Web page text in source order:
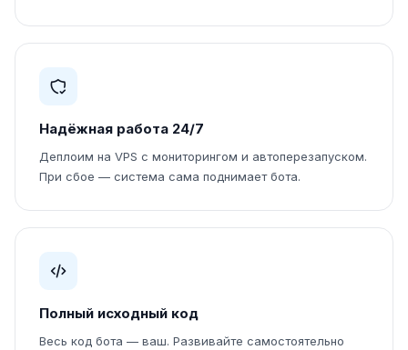
Надёжная работа 24/7
Деплоим на VPS с мониторингом и автоперезапуском.
При сбое — система сама поднимает бота.
Полный исходный код
Весь код бота — ваш. Развивайте самостоятельно